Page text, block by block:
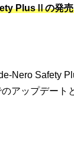
PlusⅡの発売
Nero Safety
アップデート